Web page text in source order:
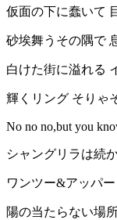
仮面の下に蠢いて
砂埃舞うその隅で
白けた街に溢れる
輝くリング そりゃ
No no no,but you
シャングリラは続
ワンツー&アッパー
陽の当たらない場